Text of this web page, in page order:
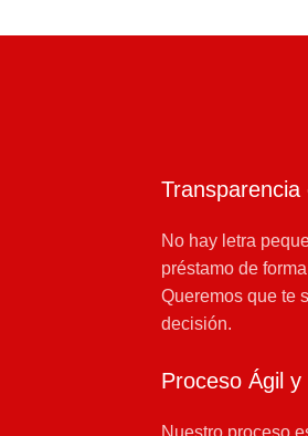
No hay letra
préstamo de
Queremos que te
decisión.
Proceso Ágil
Nuestro proceso